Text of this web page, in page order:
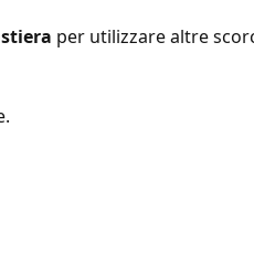
per utilizzare altre